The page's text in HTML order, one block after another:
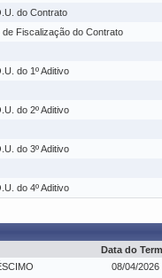
do Contrato
de Fiscalização do Contrato
do 1º Aditivo
do 2º Aditivo
do 3º Aditivo
do 4º Aditivo
Data do
08/04/2026